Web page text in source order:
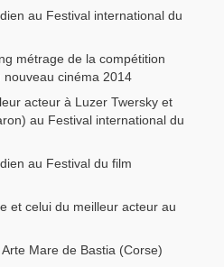
au Festival international du
métrage de la compétition
cinéma 2014
acteur à Luzer Twersky et
au Festival international du
au Festival du film
et celui du meilleur acteur au
Mare de Bastia (Corse)